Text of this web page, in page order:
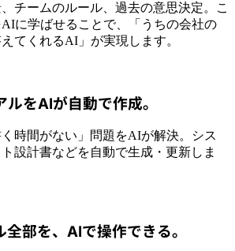
チームのルール、過去の意思決定。こ
に学ばせることで、「うちの会社の
てくれるAI」が実現します。
をAIが自動で作成。
く時間がない」問題をAIが解決。シス
設計書などを自動で生成・更新しま
部を、AIで操作できる。